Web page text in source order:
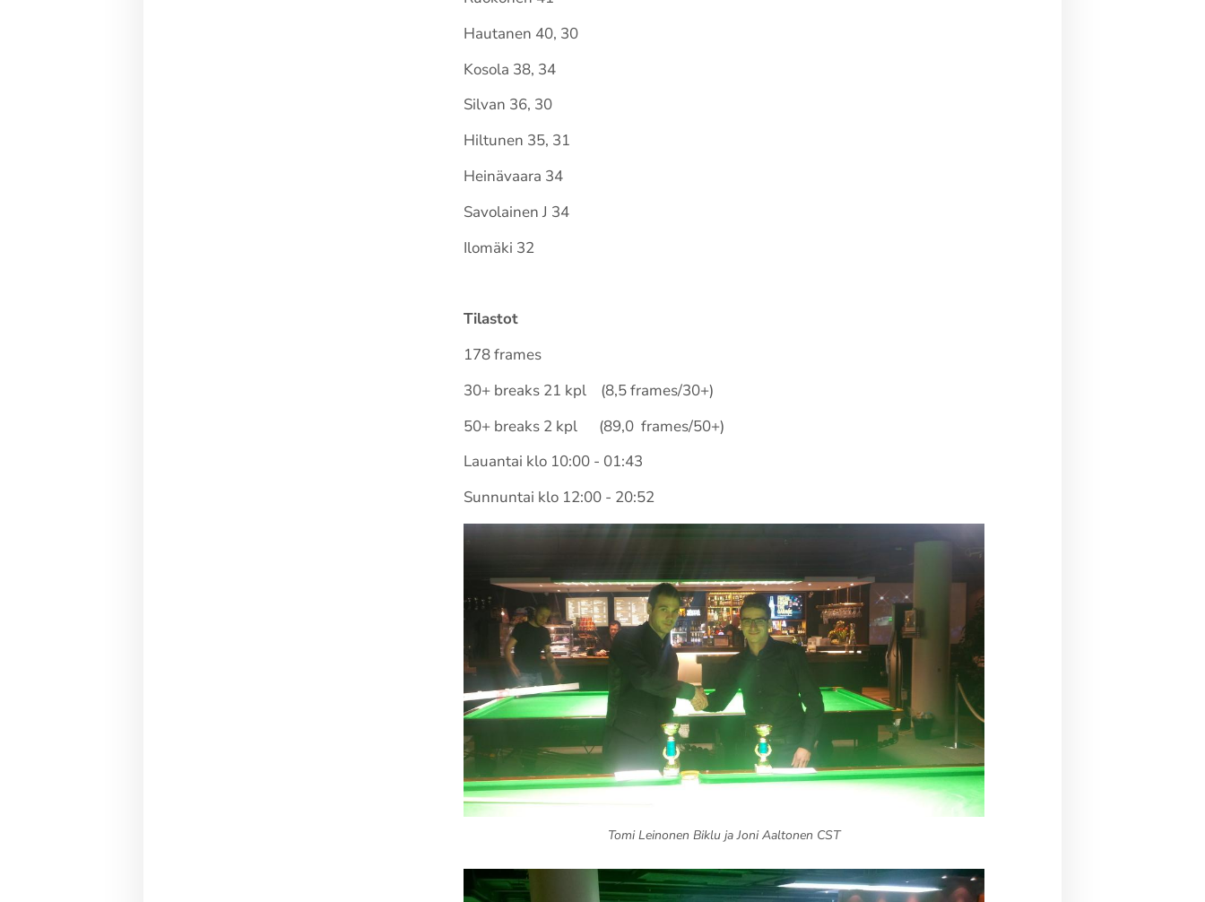
Hautanen 40, 30
Kosola 38, 34
Silvan 36, 30
Hiltunen 35, 31
Heinävaara 34
Savolainen J 34
Ilomäki 32
Tilastot
178 frames
30+ breaks 21 kpl (8,5 frames/30+)
50+ breaks 2 kpl (89,0 frames/50+)
Lauantai klo 10:00 - 01:43
Sunnuntai klo 12:00 - 20:52
Tomi Leinonen Biklu ja Joni Aaltonen CST